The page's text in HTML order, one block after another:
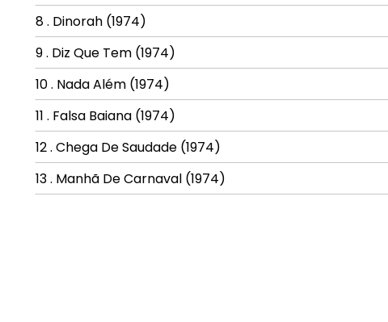
8 . Dinorah (1974)
9 . Diz Que Tem (1974)
10 . Nada Além (1974)
11 . Falsa Baiana (1974)
12 . Chega De Saudade (1974)
13 . Manhã De Carnaval (1974)